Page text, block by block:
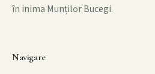
în inima Munților Bucegi.
Navigare